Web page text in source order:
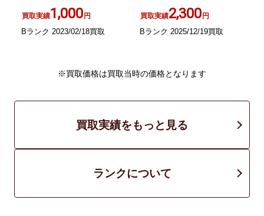
買取実績1,000円
Bランク 2023/02/18買取
買取実績2,300円
Bランク 2025/12/19買取
※買取価格は買取当時の価格となります
買取実績をもっと見る
ランクについて